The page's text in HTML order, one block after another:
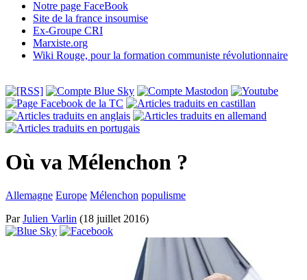
Notre page FaceBook
Site de la france insoumise
Ex-Groupe CRI
Marxiste.org
Wiki Rouge, pour la formation communiste révolutionnaire
Où va Mélenchon ?
Allemagne Europe Mélenchon populisme
ParJulien Varlin (18 juillet 2016)